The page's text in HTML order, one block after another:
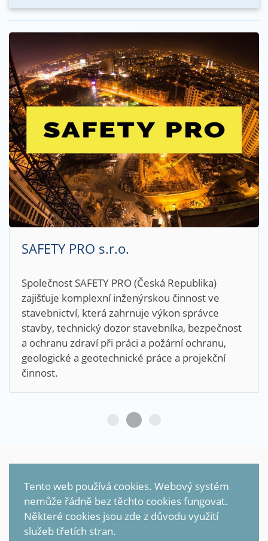
SAFETY PRO s.r.o.
Společnost SAFETY PRO (Česká Republika)
zajišťuje komplexní inženýrskou činnost ve
stavebnictví, která zahrnuje výkon správce
stavby, technický dozor stavebníka, bezpečnost
a ochranu zdraví při práci a požární ochranu,
geologické a geotechnické práce a projekční
činnost.
All rights reserved |
TRANSCON
Zpracování osobních údajů (GDPR)
Tento web používá cookies. Webový systém
nemůže řádně bez těchto cookies fungovat.
Některé cookies jsou zde z důvodu využití
služeb třetích stran.